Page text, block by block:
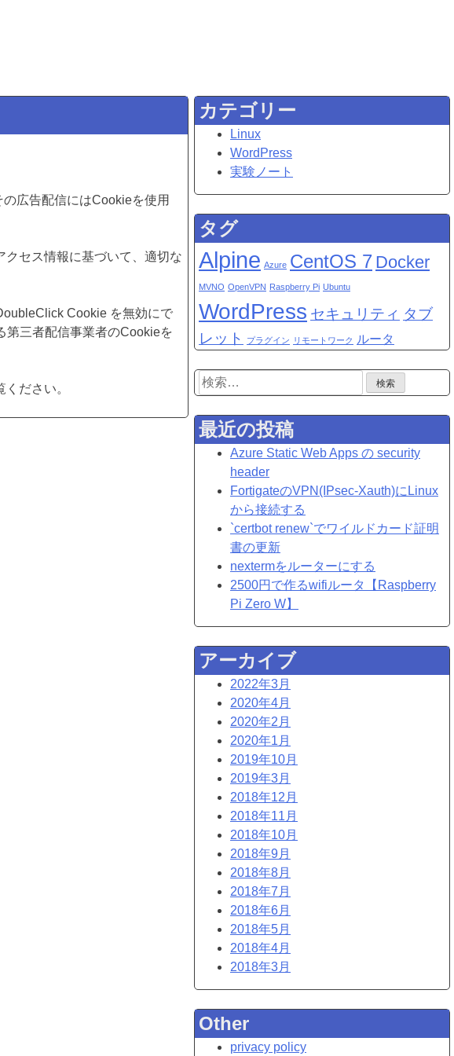
広告配信にはCookieを使用
セス情報に基づいて、適切な
Cookie を無効にで
第三者配信事業者のCookieを
ださい。
カテゴリー
Linux
WordPress
実験ノート
タグ
Alpine Azure CentOS 7 Docker
MVNO OpenVPN Raspberry Pi Ubuntu
WordPress セキュリティ タブ
レット
プラグイン リモートワーク ルータ
検
索:
最近の投稿
Azure Static Web Apps の security
header
FortigateのVPN(IPsec-Xauth)にLinux
から接続する
`certbot renew`でワイルドカード証明
書の更新
nextermをルーターにする
2500円で作るwifiルータ【Raspberry
Pi Zero W】
アーカイブ
2022年3月
2020年4月
2020年2月
2020年1月
2019年10月
2019年3月
2018年12月
2018年11月
2018年10月
2018年9月
2018年8月
2018年7月
2018年6月
2018年5月
2018年4月
2018年3月
Other
privacy policy